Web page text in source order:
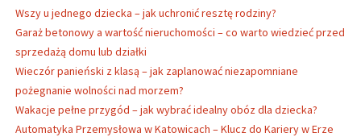
Wszy u jednego dziecka – jak uchronić resztę rodziny?
Garaż betonowy a wartość nieruchomości – co warto wiedzieć przed
sprzedażą domu lub działki
Wieczór panieński z klasą – jak zaplanować niezapomniane
pożegnanie wolności nad morzem?
Wakacje pełne przygód – jak wybrać idealny obóz dla dziecka?
Automatyka Przemysłowa w Katowicach – Klucz do Kariery w Erze